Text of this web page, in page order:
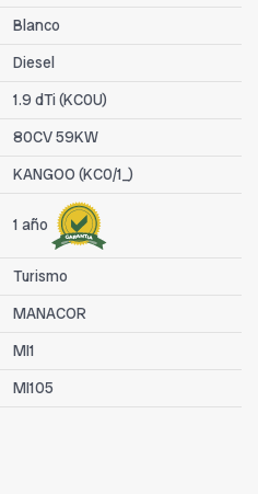
Blanco
Diesel
1.9 dTi (KC0U)
80CV 59KW
KANGOO (KC0/1_)
1 año
Turismo
MANACOR
MI1
MI105